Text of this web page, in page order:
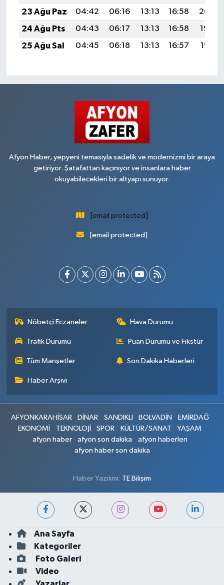
23 Ağu Paz
04:42 06:16 13:13 16:58
20:00
24 Ağu Pts
04:43 06:17 13:13 16:58
19:59
25 Ağu Sal
04:45 06:18 13:13 16:57 19:57
Afyon Haber, yepyeni temasıyla sadelik ve modernizmi bir araya
getiriyor. Şatafattan kaçınıyor ve insanlara haber
okuyabilecekleri bir altyapı sunuyor.
[email protected]
[email protected]
Nöbetçi Eczaneler Hava Durumu
Trafik Durumu Puan Durumu ve Fikstür
Tüm Manşetler Son Dakika Haberleri
Haber Arşivi
AFYONKARAHİSAR DİNAR SANDIKLI BOLVADİN
EMİRDAĞ
EKONOMİ
TEKNOLOJİ SPOR KÜLTÜR/SANAT
YAŞAM
afyon haber
afyon son dakika
afyon haberleri
afyon haber son dakika
Haber Yazılımı: TE Bilişim
Ana Sayfa
Kategoriler
Foto Galeri
Video